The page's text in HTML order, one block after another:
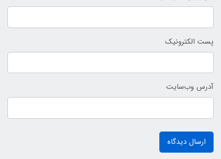
پست الکترونیک
آدرس وب‌سایت
ارسال دیدگاه